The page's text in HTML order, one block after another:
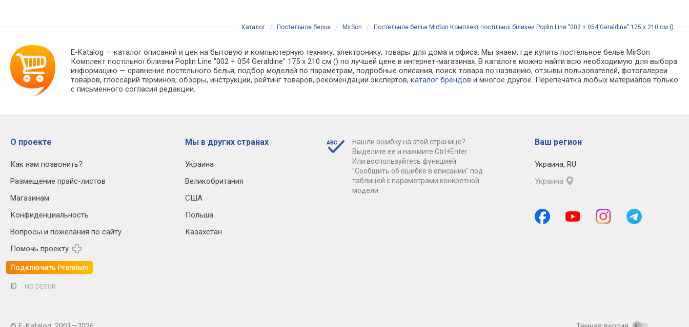
Каталог / Постельное белье / MirSon / Постельное белье MirSon Комплект постільної білизни Poplin Line "002 + 054 Geraldine" 175 x 210 см ()
E-Katalog — каталог описаний и цен на бытовую и компьютерную технику, электронику, товары для дома и офиса. Мы знаем, где купить постельное белье MirSon
Комплект постільної білизни Poplin Line "002 + 054 Geraldine" 175 x 210 см () по лучшей цене в интернет-магазинах. В каталоге можно найти всю необходимую для выбора
информацию — сравнение постельного белья, подбор моделей по параметрам, подробные описания, поиск товара по названию, отзывы пользователей, фотогалереи
товаров, глоссарий терминов, обзоры, инструкции, рейтинг товаров, рекомендации экспертов,каталог брендов и многое другое. Перепечатка любых материалов только
с письменного согласия редакции.
О проекте
Как нам позвонить?
Размещение прайс-листов
Магазинам
Конфиденциальность
Вопросы и пожелания по сайту
Помочь проекту
Подключить Premium
Мы в других странах
Украина
Великобритания
США
Польша
Казахстан
Нашли ошибку на этой странице?
Выделите ее и нажмите Ctrl+Enter.
Или воспользуйтесь функцией
"Сообщить об ошибке в описании" под
таблицей с параметрами конкретной
модели.
Ваш регион
Украина, RU
Украина
ID NO DESCR